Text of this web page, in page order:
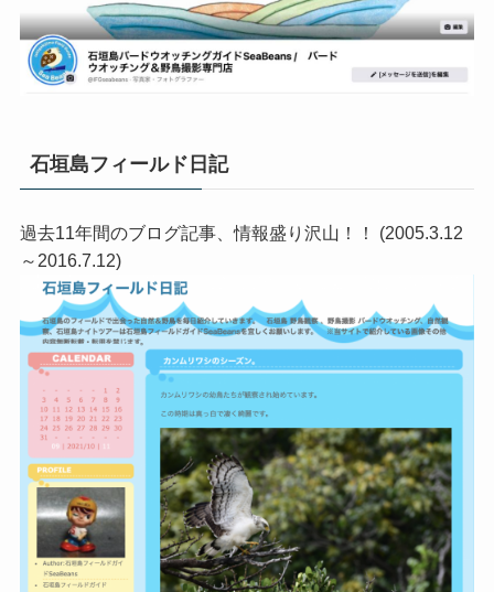
石垣島フィールド日記
過去11年間のブログ記事、情報盛り沢山！！ (2005.3.12
～2016.7.12)